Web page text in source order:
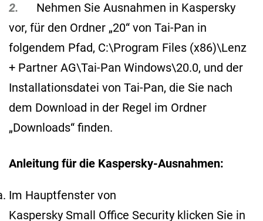
2.
Nehmen Sie Ausnahmen in Kaspersky
vor, für den Ordner „20“ von Tai-Pan in
folgendem Pfad, C:\Program Files (x86)\Lenz
+ Partner AG\Tai-Pan Windows\20.0, und der
Installationsdatei von Tai-Pan, die Sie nach
dem Download in der Regel im Ordner
„Downloads“ finden.
Anleitung für die Kaspersky-Ausnahmen:
Im Hauptfenster von
Kaspersky Small Office Security klicken Sie in